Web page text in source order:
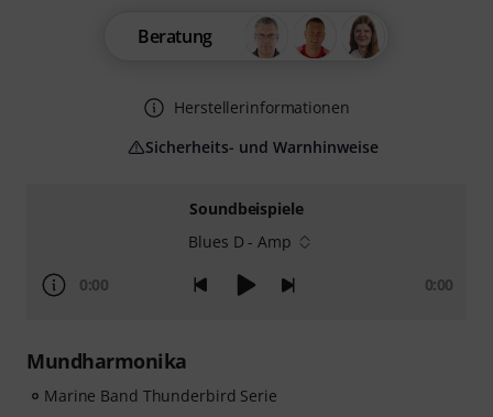
Soundbeispiele
Blues D - Amp
0:00 0:00
Mundharmonika
Marine Band Thunderbird Serie
Beratung
Herstellerinformationen
Sicherheits- und Warnhinweise